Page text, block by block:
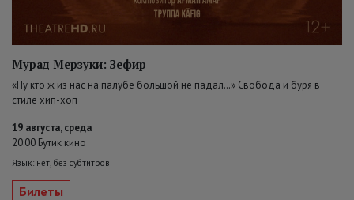
Мурад Мерзуки: Зефир
«Ну кто ж из нас на палубе большой не падал…» Свобода и буря в
стиле хип-хоп
19 августа, среда
20:00 Бутик кино
Язык: нет, без субтитров
Билеты